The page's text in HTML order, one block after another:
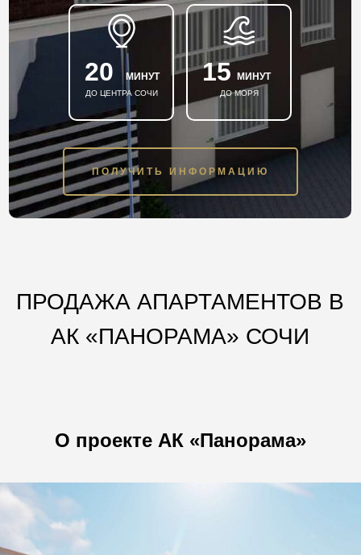
ПОЛУЧИТЬ ИНФОРМАЦИЮ
20 15
МИНУТ МИНУТ
ДО ЦЕНТРА СОЧИ ДО МОРЯ
ПРОДАЖА АПАРТАМЕНТОВ В
АК «ПАНОРАМА» СОЧИ
О проекте АК «Панорама»